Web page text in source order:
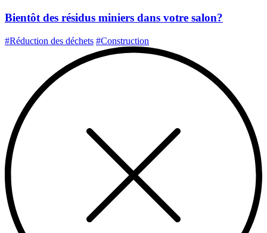
Bientôt des résidus miniers dans votre salon?
#Réduction des déchets #Construction